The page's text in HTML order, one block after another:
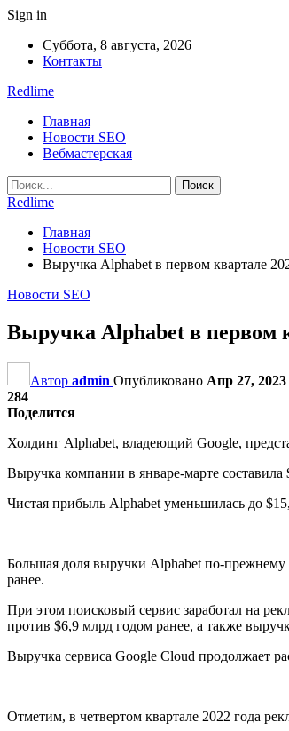
Sign in
Суббота, 8 августа, 2026
Контакты
Redlime
Главная
Новости SEO
Вебмастерская
Redlime
Главная
Новости SEO
Выручка Alphabet в первом квартале
Новости SEO
Выручка Alphabet в первом
Автор admin Опубликовано Апр 27, 2023
284
Поделится
Холдинг Alphabet, владеющий Google,
Выручка компании в январе-марте
Чистая прибыль Alphabet уменьшилась до
Большая доля выручки Alphabet по-прежнему
ранее.
При этом поисковый сервис заработал на
против $6,9 млрд годом ранее, а также
Выручка сервиса Google Cloud продолжает
Отметим, в четвертом квартале 2022 года